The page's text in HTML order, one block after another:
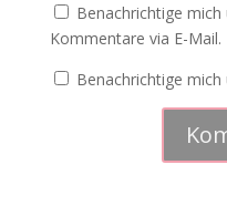
Benachrichtige
Kommentare via E-Mail.
Benachrichtige